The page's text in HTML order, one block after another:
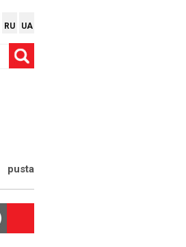
RU UA
pusta